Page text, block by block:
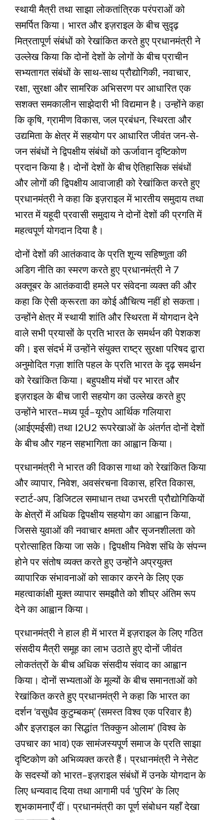
स्थायी मैत्री तथा साझा लोकतांत्रिक परंपराओं को
समर्पित किया। भारत और इज़राइल के बीच सुदृढ़
मित्रतापूर्ण संबंधों को रेखांकित करते हुए प्रधानमंत्री ने
उल्लेख किया कि दोनों देशों के लोगों के बीच प्राचीन
सभ्यतागत संबंधों के साथ-साथ प्रौद्योगिकी, नवाचार,
रक्षा, सुरक्षा और सामरिक अभिसरण पर आधारित एक
सशक्त समकालीन साझेदारी भी विद्यमान है। उन्होंने कहा
कि कृषि, ग्रामीण विकास, जल प्रबंधन, स्थिरता और
उद्यमिता के क्षेत्र में सहयोग पर आधारित जीवंत जन-से-
जन संबंधों ने द्विपक्षीय संबंधों को ऊर्जावान दृष्टिकोण
प्रदान किया है। दोनों देशों के बीच ऐतिहासिक संबंधों
और लोगों की द्विपक्षीय आवाजाही को रेखांकित करते हुए
प्रधानमंत्री ने कहा कि इज़राइल में भारतीय समुदाय तथा
भारत में यहूदी प्रवासी समुदाय ने दोनों देशों की प्रगति में
महत्वपूर्ण योगदान दिया है।
दोनों देशों की आतंकवाद के प्रति शून्य सहिष्णुता की
अडिग नीति का स्मरण करते हुए प्रधानमंत्री ने 7
अक्तूबर के आतंकवादी हमले पर संवेदना व्यक्त की और
कहा कि ऐसी क्रूरता का कोई औचित्य नहीं हो सकता।
उन्होंने क्षेत्र में स्थायी शांति और स्थिरता में योगदान देने
वाले सभी प्रयासों के प्रति भारत के समर्थन की पेशकश
की। इस संदर्भ में उन्होंने संयुक्त राष्ट्र सुरक्षा परिषद द्वारा
अनुमोदित गज़ा शांति पहल के प्रति भारत के दृढ़ समर्थन
को रेखांकित किया। बहुपक्षीय मंचों पर भारत और
इज़राइल के बीच जारी सहयोग का उल्लेख करते हुए
उन्होंने भारत–मध्य पूर्व–यूरोप आर्थिक गलियारा
(आईएमईसी) तथा I2U2 रूपरेखाओं के अंतर्गत दोनों देशों
के बीच और गहन सहभागिता का आह्वान किया।
प्रधानमंत्री ने भारत की विकास गाथा को रेखांकित किया
और व्यापार, निवेश, अवसंरचना विकास, हरित विकास,
स्टार्ट-अप, डिजिटल समाधान तथा उभरती प्रौद्योगिकियों
के क्षेत्रों में अधिक द्विपक्षीय सहयोग का आह्वान किया,
जिससे युवाओं की नवाचार क्षमता और सृजनशीलता को
प्रोत्साहित किया जा सके। द्विपक्षीय निवेश संधि के संपन्न
होने पर संतोष व्यक्त करते हुए उन्होंने अप्रयुक्त
व्यापारिक संभावनाओं को साकार करने के लिए एक
महत्वाकांक्षी मुक्त व्यापार समझौते को शीघ्र अंतिम रूप
देने का आह्वान किया।
प्रधानमंत्री ने हाल ही में भारत में इज़राइल के लिए गठित
संसदीय मैत्री समूह का लाभ उठाते हुए दोनों जीवंत
लोकतंत्रों के बीच अधिक संसदीय संवाद का आह्वान
किया। दोनों सभ्यताओं के मूल्यों के बीच समानताओं को
रेखांकित करते हुए प्रधानमंत्री ने कहा कि भारत का
दर्शन ‘वसुधैव कुटुम्बकम्’ (समस्त विश्व एक परिवार है)
और इज़राइल का सिद्धांत ‘तिक्कुन ओलाम’ (विश्व के
उपचार का भाव) एक सामंजस्यपूर्ण समाज के प्रति साझा
दृष्टिकोण को अभिव्यक्त करते हैं। प्रधानमंत्री ने नेसेट
के सदस्यों को भारत–इज़राइल संबंधों में उनके योगदान के
लिए धन्यवाद दिया तथा आगामी पर्व ‘पुरिम’ के लिए
शुभकामनाएँ दीं। प्रधानमंत्री का पूर्ण संबोधन यहाँ देखा